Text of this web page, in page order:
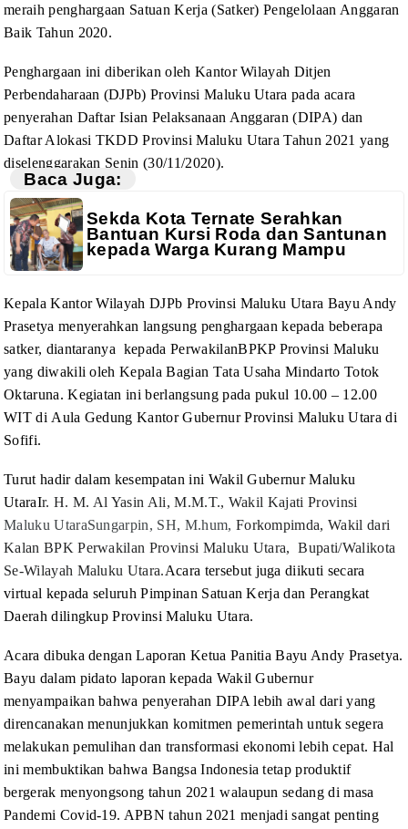
meraih penghargaan Satuan Kerja (Satker) Pengelolaan Anggaran
Baik Tahun 2020.
Penghargaan ini diberikan oleh Kantor Wilayah Ditjen
Perbendaharaan (DJPb) Provinsi Maluku Utara pada acara
penyerahan Daftar Isian Pelaksanaan Anggaran (DIPA) dan
DaftarAlokasi TKDD Provinsi Maluku Utara Tahun 2021 yang
diselenggarakan Senin (30/11/2020).
Baca Juga:
Sekda Kota Ternate Serahkan
Bantuan Kursi Roda dan Santunan
kepada Warga Kurang Mampu
Kepala Kantor Wilayah DJPb Provinsi Maluku Utara Bayu Andy
Prasetya menyerahkan langsung penghargaan kepada beberapa
satker, diantaranya kepada PerwakilanBPKP Provinsi Maluku
yang diwakili olehKepala Bagian Tata UsahaMindarto Totok
Oktaruna. Kegiatan ini berlangsung pada pukul 10.00 – 12.00
WIT di Aula Gedung Kantor Gubernur Provinsi Maluku Utara di
Sofifi.
Turut hadir dalam kesempatan ini Wakil Gubernur Maluku
UtaraIr. H. M. Al Yasin Ali, M.M.T., Wakil Kajati Provinsi
Maluku UtaraSungarpin, SH, M.hum, Forkompimda, Wakil dari
Kalan BPK Perwakilan Provinsi Maluku Utara,
Bupati/Walikota
Se-Wilayah Maluku Utara.Acara tersebut juga diikuti secara
virtual kepada seluruh Pimpinan Satuan Kerja dan Perangkat
Daerah dilingkup Provinsi Maluku Utara.
Acara dibuka dengan Laporan Ketua Panitia Bayu Andy Prasetya.
Bayu dalam pidato laporan kepada Wakil Gubernur
menyampaikan bahwa penyerahan DIPA lebih awal dari yang
direncanakan menunjukkan komitmen pemerintah untuk segera
melakukan pemulihan dan transformasi ekonomi lebih cepat. Hal
ini membuktikan bahwa Bangsa Indonesia tetap produktif
bergerak menyongsong tahun 2021 walaupun sedang di masa
Pandemi Covid-19. APBN tahun 2021 menjadi sangat penting